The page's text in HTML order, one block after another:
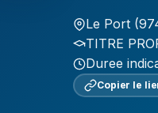
Le Port
TITRE
Duree
Copier le